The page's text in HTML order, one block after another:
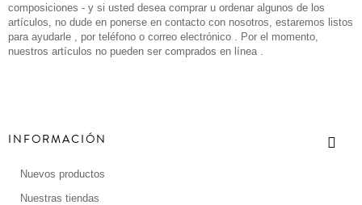
composiciones - y si usted desea comprar u ordenar algunos de los
artículos, no dude en ponerse en contacto con nosotros, estaremos listos
para ayudarle , por teléfono o correo electrónico . Por el momento,
nuestros artículos no pueden ser comprados en línea .
INFORMACIÓN
Nuevos productos
Nuestras tiendas